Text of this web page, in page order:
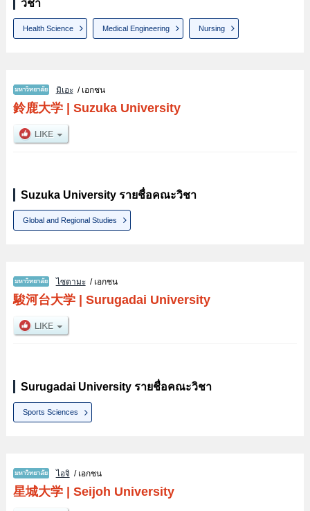
วิชา
Health Science Medical Engineering Nursing
มิเอะ/ เอกชน
鈴鹿大学| Suzuka University
Suzuka University รายชื่อคณะวิชา
Global and Regional Studies
ไซตามะ/ เอกชน
駿河台大学| Surugadai University
Surugadai University รายชื่อคณะวิชา
Sports Sciences
ไอจิ / เอกชน
星城大学| Seijoh University